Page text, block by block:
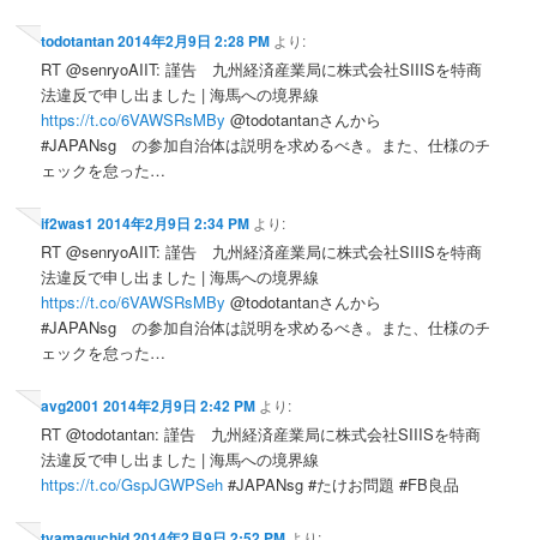
todotantan2014年2月9日 2:28 PM より:
RT @senryoAIIT: 謹告 九州経済産業局に株式会社SIIISを特商
法違反で申し出ました | 海馬への境界線
https://t.co/6VAWSRsMBy @todotantanさんから
#JAPANsg の参加自治体は説明を求めるべき。また、仕様のチ
ェックを怠った…
if2was1 2014年2月9日 2:34 PM より:
RT @senryoAIIT: 謹告 九州経済産業局に株式会社SIIISを特商
法違反で申し出ました | 海馬への境界線
https://t.co/6VAWSRsMBy @todotantanさんから
#JAPANsg の参加自治体は説明を求めるべき。また、仕様のチ
ェックを怠った…
avg2001 2014年2月9日 2:42 PM より:
RT @todotantan: 謹告 九州経済産業局に株式会社SIIISを特商
法違反で申し出ました | 海馬への境界線
https://t.co/GspJGWPSeh #JAPANsg #たけお問題 #FB良品